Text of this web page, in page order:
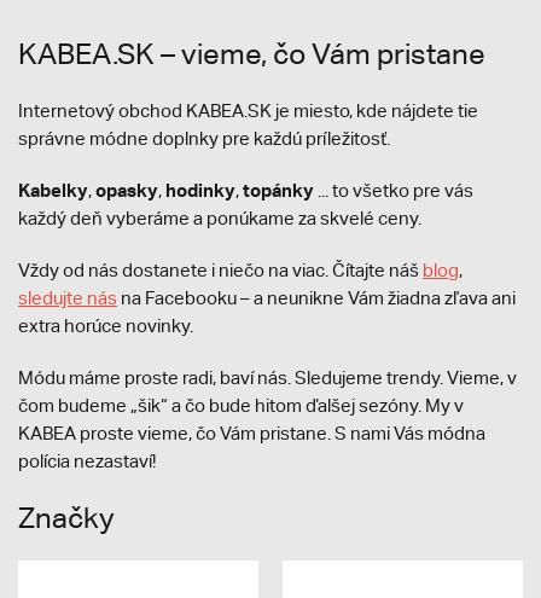
KABEA.SK – vieme, čo Vám pristane
Internetový obchod KABEA.SK je miesto, kde nájdete tie
správne módne doplnky pre každú príležitosť.
Kabelky,opasky, hodinky,topánky ... to všetko pre vás
každý deň vyberáme a ponúkame za skvelé ceny.
Vždy od nás dostanete i niečo na viac. Čítajte náš blog,
sledujte nás na Facebooku – a neunikne Vám žiadna zľava ani
extra horúce novinky.
Módu máme proste radi, baví nás. Sledujeme trendy. Vieme, v
čom budeme „šik“ a čo bude hitom ďalšej sezóny. My v
KABEA proste vieme, čo Vám pristane. S nami Vás módna
polícia nezastaví!
Značky